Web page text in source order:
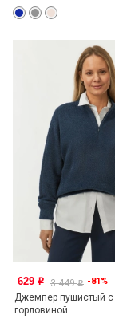
629 o 3 449o -81%
Джемпер пушистый с
горловиной ...